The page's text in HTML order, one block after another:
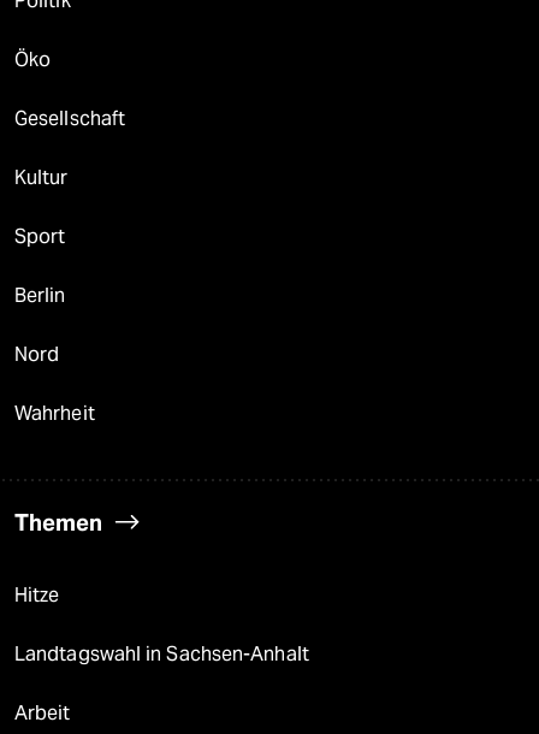
Öko
Gesellschaft
Kultur
Sport
Berlin
Nord
Wahrheit
Themen
Hitze
Landtagswahl in Sachsen-Anhalt
Arbeit